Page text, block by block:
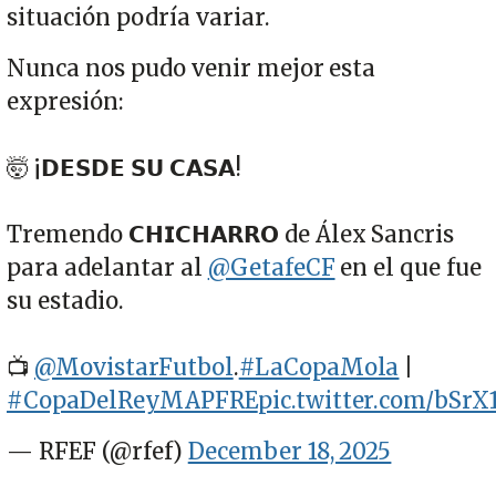
situación podría variar.
Nunca nos pudo venir mejor esta
expresión:
🤯 ¡𝗗𝗘𝗦𝗗𝗘 𝗦𝗨 𝗖𝗔𝗦𝗔!
Tremendo 𝗖𝗛𝗜𝗖𝗛𝗔𝗥𝗥𝗢 de Álex Sancris
para adelantar al @GetafeCF en el que fue
su estadio.
📺 @MovistarFutbol.#LaCopaMola
#CopaDelReyMAPFREpic.twitter.com/
— RFEF (@rfef) December 18, 2025